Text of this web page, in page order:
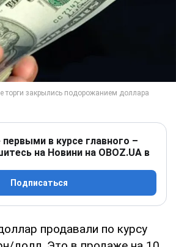
первыми в курсе главного –
на Новини на OBOZ.UA в
Подписаться
продавали по курсу